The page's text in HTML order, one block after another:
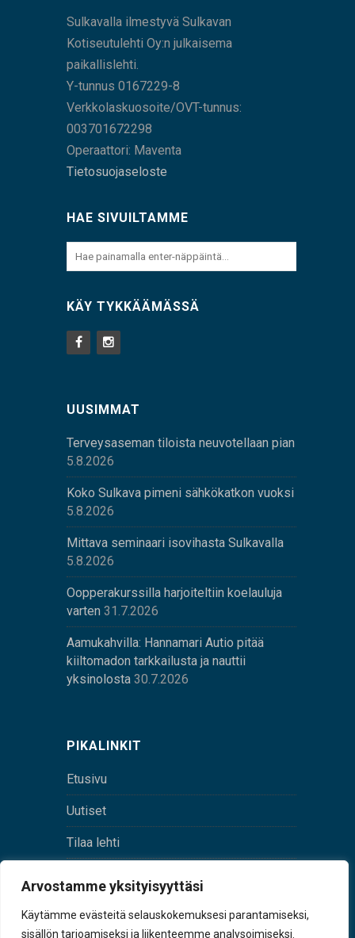
Arvostamme yksityisyyttäsi
Käytämme evästeitä selauskokemuksesi parantamiseksi,
sisällön tarjoamiseksi ja liikenteemme analysoimiseksi.
Sulkavalla ilmestyvä Sulkavan
Kotiseutulehti Oy:n julkaisema
paikallislehti.
Y-tunnus 0167229-8
Verkkolaskuosoite/OVT-tunnus:
003701672298
Operaattori: Maventa
Tietosuojaseloste
HAE SIVUILTAMME
KÄY TYKKÄÄMÄSSÄ
UUSIMMAT
Terveysaseman tiloista neuvotellaan pian
5.8.2026
Koko Sulkava pimeni sähkökatkon vuoksi
5.8.2026
Mittava seminaari isovihasta Sulkavalla
5.8.2026
Oopperakurssilla harjoiteltiin koelauluja
varten 31.7.2026
Aamukahvilla: Hannamari Autio pitää
kiiltomadon tarkkailusta ja nauttii
yksinolosta 30.7.2026
PIKALINKIT
Etusivu
Uutiset
Tilaa lehti